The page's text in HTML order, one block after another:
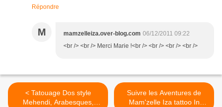
Répondre
M mamzelleiza.over-blog.com 06/12/2011 09:22
<br /> <br /> Merci Marie !<br /> <br /> <br /> <br />
< Tatouage Dos style
Mehendi, Arabesques,
Suivre les Aventures de
Mam'zelle Iza tattoo In